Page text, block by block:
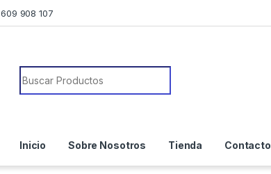
609 908 107
Search for:
Inicio Sobre Nosotros Tienda Contacto